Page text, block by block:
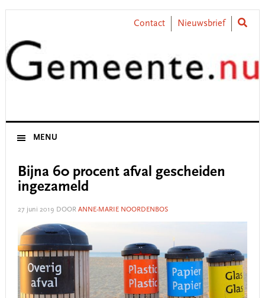
Skip
primary
navigation
Skip
content
Skip
primary
sidebar
Skip
footer
Contact Nieuwsbrief
MENU
Bijna 60 procent afval gescheiden
ingezameld
27 juni 2019 DOOR ANNE-MARIE NOORDENBOS